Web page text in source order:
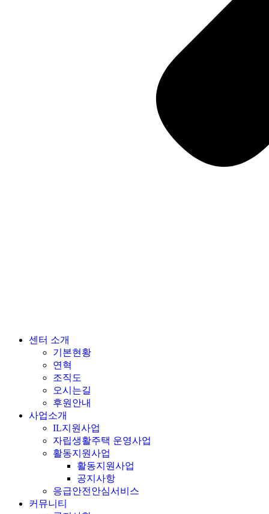
센터 소개
기본현황
연혁
조직도
오시는길
후원안내
사업소개
IL지원사업
자립생활주택 운영사업
활동지원사업
활동지원사업
공지사항
응급안전안심서비스
커뮤니티